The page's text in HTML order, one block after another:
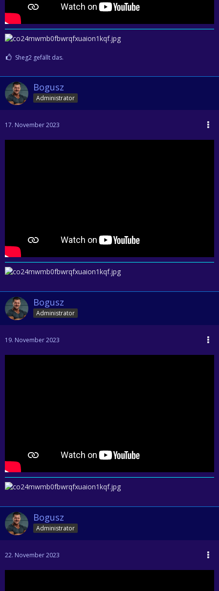
Sheg2 gefällt das.
Bogusz
Administrator
17. November 2023
Bogusz
Administrator
19. November 2023
Bogusz
Administrator
22. November 2023